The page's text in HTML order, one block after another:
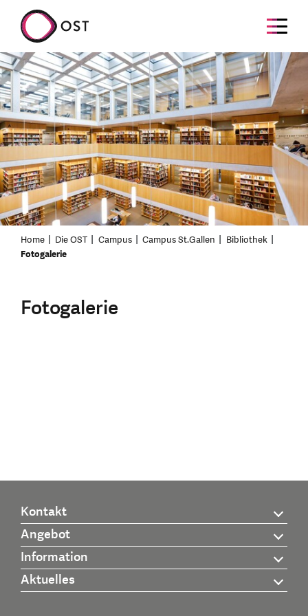
Home Die OST Campus Campus St.Gallen
Bibliothek
Fotogalerie
Fotogalerie
Kontakt
Angebot
Information
Aktuelles